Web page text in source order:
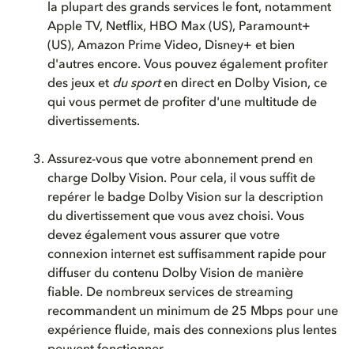
la plupart des grands services le font, notamment
Apple TV, Netflix, HBO Max (US), Paramount+
(US), Amazon Prime Video, Disney+ et bien
d'autres encore. Vous pouvez également profiter
des jeux et du sport en direct en Dolby Vision, ce
qui vous permet de profiter d'une multitude de
divertissements.
Assurez-vous que votre abonnement prend en
charge Dolby Vision. Pour cela, il vous suffit de
repérer le badge Dolby Vision sur la description
du divertissement que vous avez choisi. Vous
devez également vous assurer que votre
connexion internet est suffisamment rapide pour
diffuser du contenu Dolby Vision de manière
fiable. De nombreux services de streaming
recommandent un minimum de 25 Mbps pour une
expérience fluide, mais des connexions plus lentes